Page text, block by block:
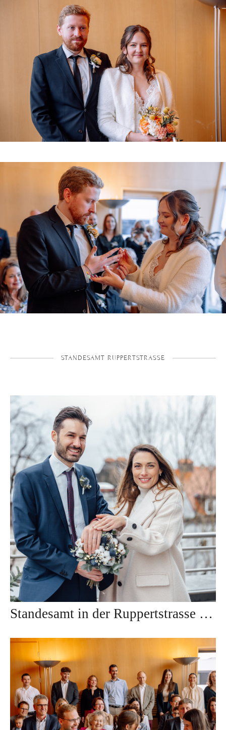
STANDESAMT RUPPERTSTRASSE
Standesamt in der Ruppertstrasse München